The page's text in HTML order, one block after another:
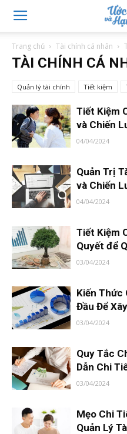
Trang chủ Tài chính cá nhân
TÀI CHÍNH CÁ
Quản lý tài chính Tiết kiệm
Tiết Kiệm
và Chiến
04/04/2024
Quản Trị
và Chiến
04/04/2024
Tiết Kiệm
Quyết để
03/04/2024
Kiến Thức
Đầu Để
03/04/2024
Quy Tắc
Dẫn Chi
03/04/2024
Mẹo Chi
Quản Lý